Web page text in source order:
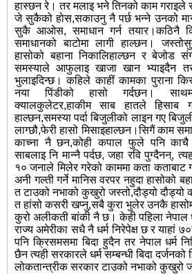
हास्छन रे। तर मलाइ भने तिनको काम गराइले
जे सुकैको होस,सकाउनु नै पर्छ भन्ने उनको
सुकै आओस, समाधान गर्न तयार।कठिनै
समाधानको बाटोमा लागी हाल्छन।
हासोको बहाना निकालिहाल्छन र बेजोड
समस्याले आफुलाइ खाजा खान भ्याइदैन
भुलाइदिन्छ। कहिले काहीं कामका पुराना
नया पिंडीको हासो गर्दछन।
क्यालकुलेटर,हाकीम साब हातले हिसाब
हाल्छन,समस्या पर्दा बिजुलीको लाइन गए
लाग्छौ,फेरी हासो मिसाइहाल्छन।सिगैं काम
काच्ना नै छन,कोही कपाल फुले पनि काचै
साबलाइ नि मान्नै पर्दछ, जहा रवि पुग्दैनन्,
१० जनाले मिलेर गरेको काममा कता कताबाट
अनी गल्ती गर्ने मानिस वरपर नहुदा हासोको
त टाउको नभाको कुखुरो जस्तो,दौड्यो दौड्यो
त हांसो कसरी खप्नु,सबै कुरा भुलेर उनकै
कुरो अलीकती बांकी नै छ। केही पहिला नेपाल
राज्य अमेरीका सधै नै धर्म निरेपेक्ष छ र याहां
पनि क्रिसमसमा बिदा हुदैन तर नेपाल धर्म
छैन त्यही सरकारले धर्म सम्बन्धी बिदा
लोकतान्त्रीक सरकार टाउको नभाको कुखुरो